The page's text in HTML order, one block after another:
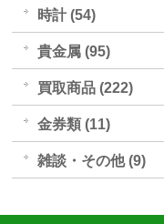
時計 (54)
貴金属 (95)
買取商品 (222)
金券類 (11)
雑談・その他 (9)